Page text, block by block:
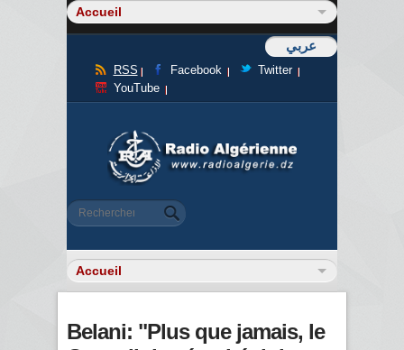
عربي
RSS Facebook
Twitter
YouTube
Formulaire de recherche
Rechercher
Belani: "Plus que jamais, le